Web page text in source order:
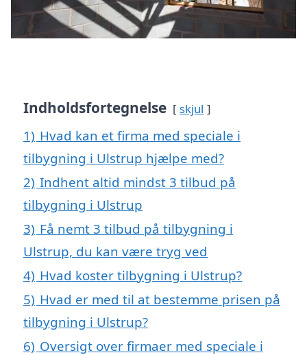
Indholdsfortegnelse skjul
1) Hvad kan et firma med speciale i
tilbygning i Ulstrup hjælpe med?
2) Indhent altid mindst 3 tilbud på
tilbygning i Ulstrup
3) Få nemt 3 tilbud på tilbygning i
Ulstrup, du kan være tryg ved
4) Hvad koster tilbygning i Ulstrup?
5) Hvad er med til at bestemme prisen på
tilbygning i Ulstrup?
6) Oversigt over firmaer med speciale i